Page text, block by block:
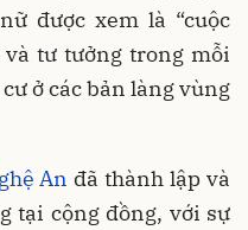
được xem là “cuộc
tư tưởng trong mỗi
ở các bản làng vùng
An đã thành lập và
tại cộng đồng, với sự